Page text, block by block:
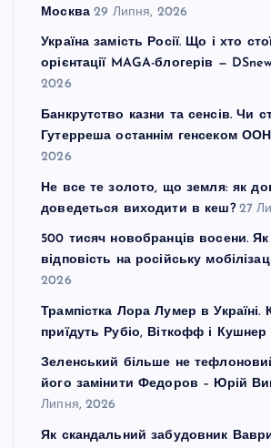
Москва 29 Липня, 2026
Україна замість Росії. Що і хто
орієнтації MAGA-блогерів —
2026
Банкрутство казни та сенсів. Чи
Гутерреша останнім генсеком ООН
2026
Не все те золото, що земля: як
доведеться виходити в кеш? 27
500 тисяч новобранців восени.
відповість на російську
2026
Трампістка Лора Лумер в
приїдуть Рубіо, Віткофф і Кушнер
Зеленський більше не
його замінити Федоров – Юрій
Липня, 2026
Як скандальний забудовник